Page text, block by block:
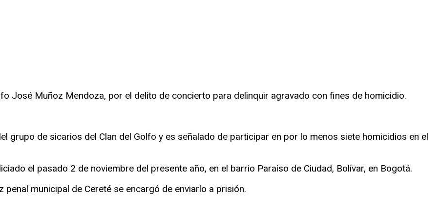
José Muñoz Mendoza, por el delito de concierto para delinquir agravado con fines de homicidio.
grupo de sicarios del Clan del Golfo y es señalado de participar en por lo menos siete homicidios en el
el pasado 2 de noviembre del presente año, en el barrio Paraíso de Ciudad, Bolívar, en Bogotá.
municipal de Cereté se encargó de enviarlo a prisión.